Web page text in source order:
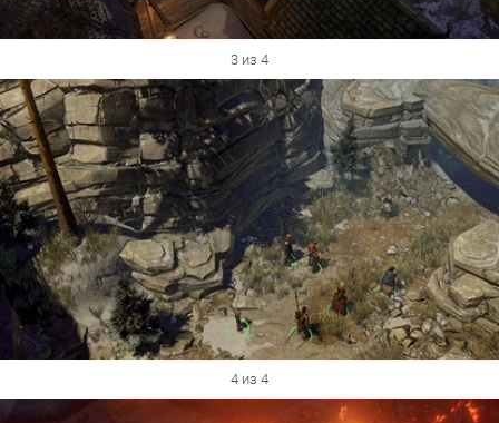
3 из 4
4 из 4